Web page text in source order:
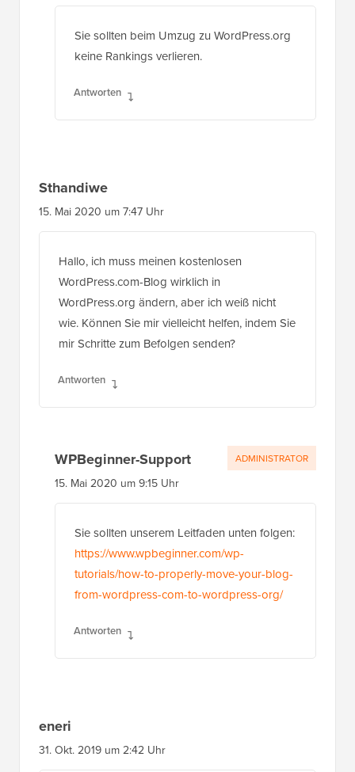
Sie sollten beim Umzug zu WordPress.org
keine Rankings verlieren.
Antworten
Sthandiwe
15. Mai 2020 um 7:47 Uhr
Hallo, ich muss meinen kostenlosen
WordPress.com-Blog wirklich in
WordPress.org ändern, aber ich weiß nicht
wie. Können Sie mir vielleicht helfen, indem Sie
mir Schritte zum Befolgen senden?
Antworten
WPBeginner-Support
15. Mai 2020 um 9:15 Uhr
Sie sollten unserem Leitfaden unten folgen:
https://www.wpbeginner.com/wp-
tutorials/how-to-properly-move-your-blog-
from-wordpress-com-to-wordpress-org/
Antworten
ADMINISTRATOR
eneri
31. Okt. 2019 um 2:42 Uhr